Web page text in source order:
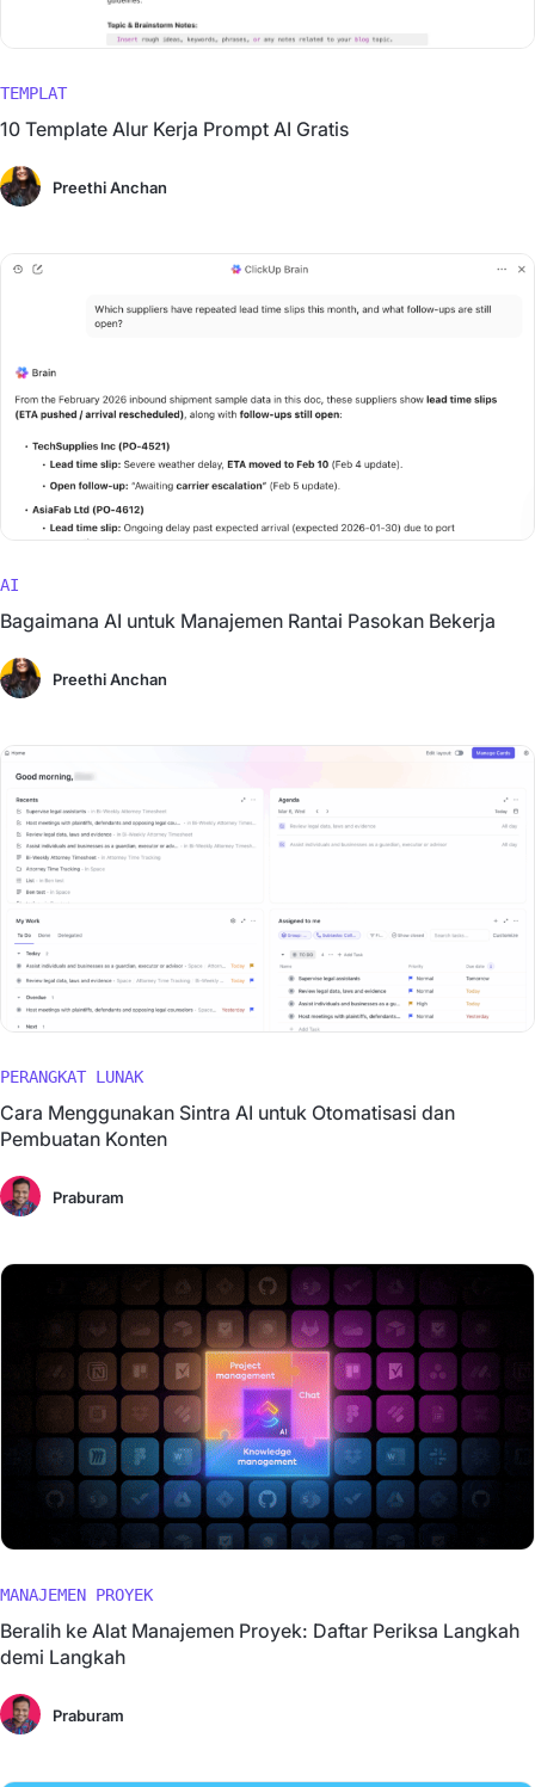
TEMPLAT
10 Template Alur Kerja Prompt AI Gratis
Preethi Anchan
AI
Bagaimana AI untuk Manajemen Rantai Pasokan Bekerja
Preethi Anchan
PERANGKAT LUNAK
Cara Menggunakan Sintra AI untuk Otomatisasi dan
Pembuatan Konten
Praburam
MANAJEMEN PROYEK
Beralih ke Alat Manajemen Proyek: Daftar Periksa Langkah
demi Langkah
Praburam